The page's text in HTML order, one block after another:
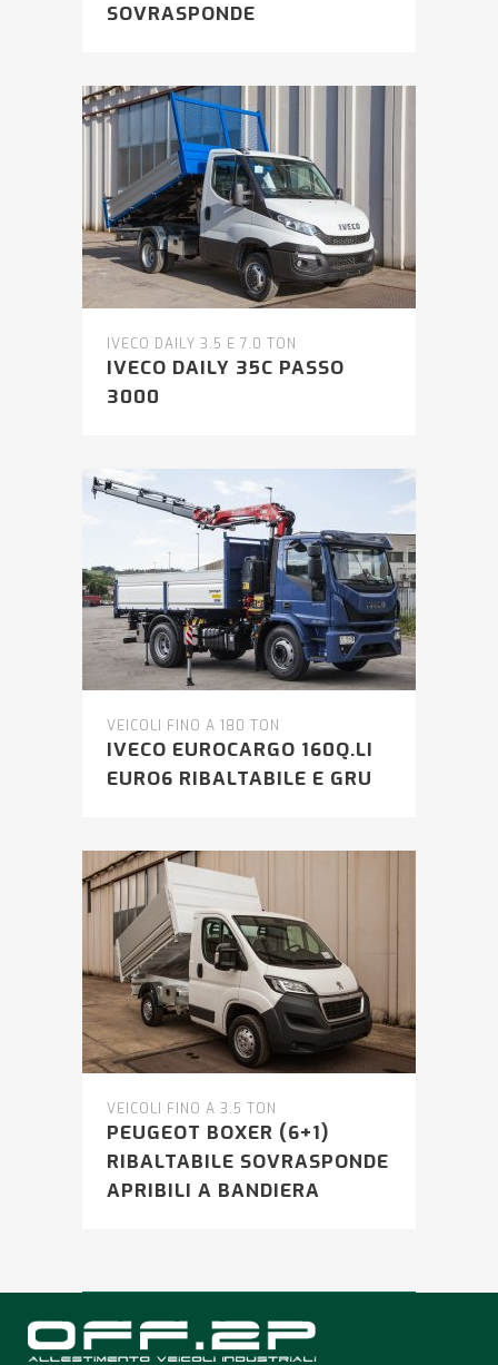
SOVRASPONDE
IVECO DAILY 3.5 E 7.0 TON
IVECO DAILY 35C PASSO
3000
VEICOLI FINO A 180 TON
IVECO EUROCARGO 160Q.LI
EURO6 RIBALTABILE E GRU
VEICOLI FINO A 3.5 TON
PEUGEOT BOXER (6+1)
RIBALTABILE SOVRASPONDE
APRIBILI A BANDIERA